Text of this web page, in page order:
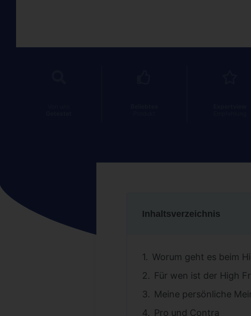
Inhaltsverzeichnis
Worum geht es beim
Für wen ist der High
Meine persönliche
Pro und Contra